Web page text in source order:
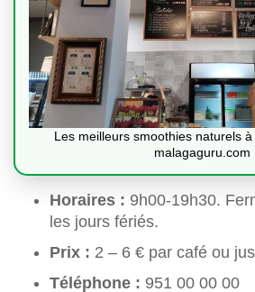
Les meilleurs smoothies naturels
malagaguru.com
Horaires : 9h00-19h30.
les jours fériés.
Prix : 2 – 6 € par café ou jus
Téléphone : 951 00 00 00